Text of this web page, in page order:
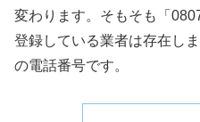
変わります。そもそも「
登録している業者は存在し
の電話番号です。